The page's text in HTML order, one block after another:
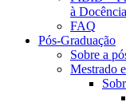
à Docência
FAQ
Pós-Graduação
Sobre a
Mestrado